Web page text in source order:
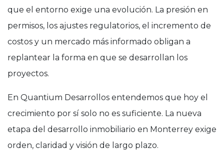
que el entorno exige una evolución. La presión en
permisos, los ajustes regulatorios, el incremento de
costos y un mercado más informado obligan a
replantear la forma en que se desarrollan los
proyectos.
En Quantium Desarrollos entendemos que hoy el
crecimiento por sí solo no es suficiente. La nueva
etapa del desarrollo inmobiliario en Monterrey exige
orden, claridad y visión de largo plazo.